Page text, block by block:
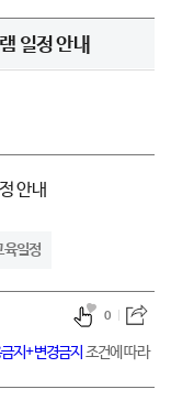
일정 안내
육일정
지+변경금지 조건에 따라
0